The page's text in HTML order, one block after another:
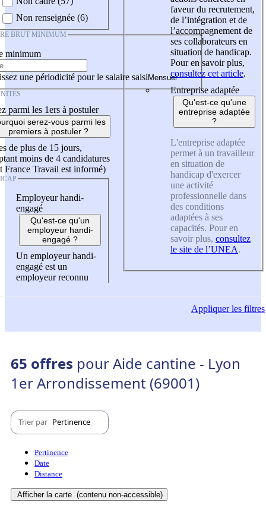
Non renseignée (6)
BRUT MINIMUM
minimum
une périodicité pour le salaire saisi
parmi les 1ers à postuler
serez-vous parmi les
premiers à postuler ?
de plus de 15 jours,
moins de 4 candidatures
France Travail est informé)
Employeur handi-
engagé
Qu'est-ce qu'un
employeur handi-
engagé ?
Un employeur handi-
engagé est un
employeur reconnu
faveur du recrutement,
de l’intégration et de
l’accompagnement de
ses collaborateurs en
situation de handicap.
Pour en savoir plus,
consultez cet article.
Entreprise adaptée
Qu'est-ce qu'une
entreprise adaptée
?
L'entreprise adaptée
permet à un travailleur
en situation de
handicap d'exercer
une activité
professionnelle dans
des conditions
adaptées à ses
capacités. Pour en
savoir plus, consultez
le site de l’UNEA.
Appliquerles filtres
65 offres pour Aide cantine - Lyon
1er Arrondissement (69001)
Trier par Pertinence
Pertinence
Date
Distance
Afficher la carte (contenu non-accessible)